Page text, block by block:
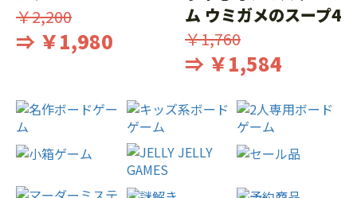
￥2,200
⇒ ￥1,980
ム ウミガメのスープ4
￥1,760
⇒ ￥1,584